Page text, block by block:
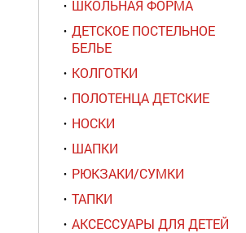
ШКОЛЬНАЯ ФОРМА
ДЕТСКОЕ ПОСТЕЛЬНОЕ
БЕЛЬЕ
КОЛГОТКИ
ПОЛОТЕНЦА ДЕТСКИЕ
НОСКИ
ШАПКИ
РЮКЗАКИ/СУМКИ
ТАПКИ
АКСЕССУАРЫ ДЛЯ ДЕТЕЙ